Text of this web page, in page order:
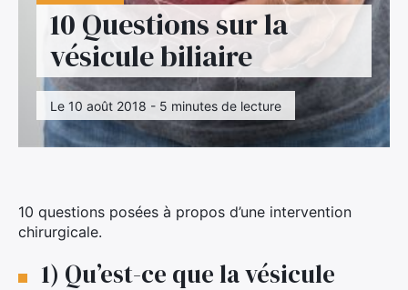
10 Questions sur la
vésicule biliaire
Le 10 août 2018 - 5 minutes de lecture
10 questions posées à propos d’une intervention
chirurgicale.
1) Qu’est-ce que la vésicule